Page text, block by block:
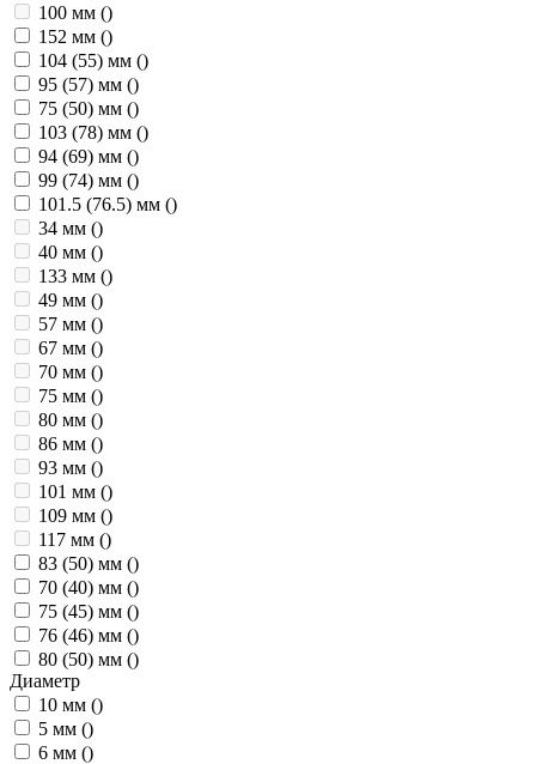
100 мм ()
152 мм ()
104 (55) мм ()
95 (57) мм ()
75 (50) мм ()
103 (78) мм ()
94 (69) мм ()
99 (74) мм ()
101.5 (76.5) мм ()
34 мм ()
40 мм ()
133 мм ()
49 мм ()
57 мм ()
67 мм ()
70 мм ()
75 мм ()
80 мм ()
86 мм ()
93 мм ()
101 мм ()
109 мм ()
117 мм ()
83 (50) мм ()
70 (40) мм ()
75 (45) мм ()
76 (46) мм ()
80 (50) мм ()
Диаметр
10 мм ()
5 мм ()
6 мм ()